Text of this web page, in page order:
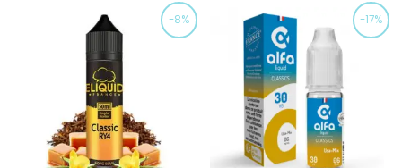
-8%
prix
était :
13,00€.
prix
est :
11,90€.
-17%
Le
prix
initial
était :
5,90€.
prix
actuel